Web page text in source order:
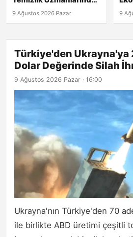
Yok!
9 Ağustos 2026 Pazar 9
Türkiye'den Ukrayna'ya
Dolar Değerinde Silah
9 Ağustos 2026 Pazar · 16:00
Ukrayna'nın Türkiye'den 70
ile birlikte ABD üretimi çeşitli